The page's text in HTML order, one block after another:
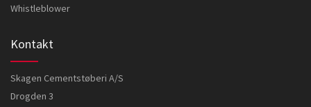
Whistleblower
Kontakt
Skagen Cementstøberi A/S
Drogden 3